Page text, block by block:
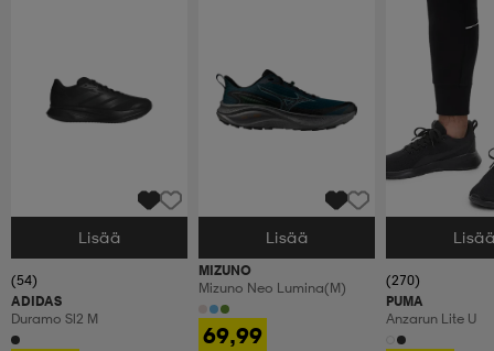
Valitse Koko
Lisää
(54)
ADIDAS
Duramo Sl2 M
Valitse Koko
Lisää
MIZUNO
Mizuno Neo Lumina(m)
69,99
Valitse Koko
(270)
PUMA
Anzarun Lite U